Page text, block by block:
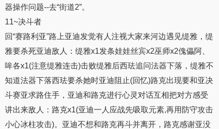
器操作问题--去“街道2”。
11~决斗者
回“赛路利亚”路上亚迪发觉有人注视大家来河边遇见缇雅，缇
雅要杀死亚迪敌人：缇雅x1发条娃娃丝宾x2巫师x2傀儡阿、
哞各x1(注意缇雅连击)击败缇雅后西珐追问法器下落，缇雅不
知道法器下落西珐要杀她时亚迪阻止(回忆)路克出现要和亚决
斗赛亚求路住手，亚迪和路克进行心灵对话互相把对方感受
讲出来敌人：路克x1(亚迪一人应战先吸取元素,再用防守攻击
小心冰柱攻击)。亚迪不想和路克再斗并离开，路克感谢亚没